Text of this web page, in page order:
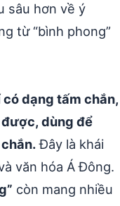
sâu hơn về ý
từ “bình phong”
dạng tấm chắn,
dùng để
Đây là khái
văn hóa Á Đông.
còn mang nhiều